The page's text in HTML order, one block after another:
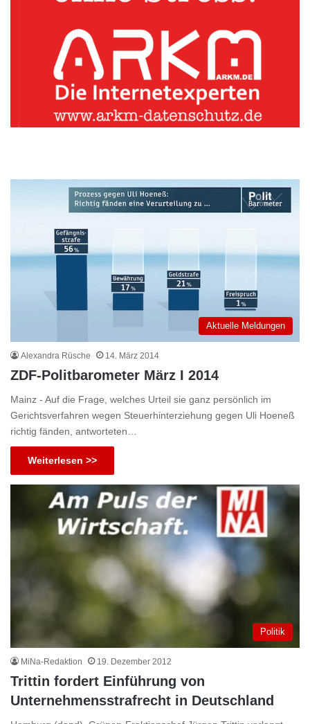
Aktuelle Meldungen
Alexandra Rüsche 14. März 2014
ZDF-Politbarometer März I 2014
Mainz - Auf die Frage, welches Urteil sie ganz persönlich im
Gerichtsverfahren wegen Steuerhinterziehung gegen Uli Hoeneß
richtig fänden, antworteten…
Weiterlesen >>
Politik
MiNa-Redaktion 19. Dezember 2012
Trittin fordert Einführung von
Unternehmensstrafrecht in Deutschland